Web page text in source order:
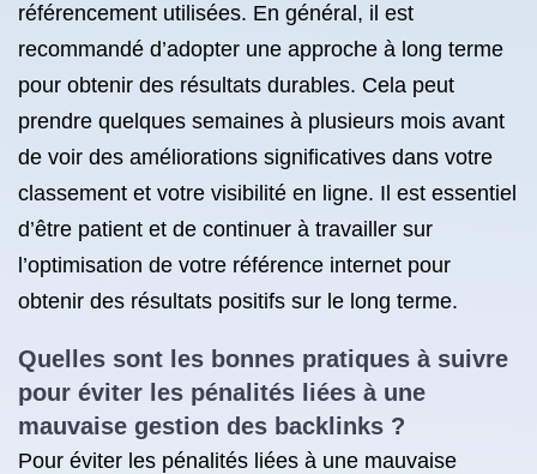
référencement utilisées. En général, il est
recommandé d’adopter une approche à long terme
pour obtenir des résultats durables. Cela peut
prendre quelques semaines à plusieurs mois avant
de voir des améliorations significatives dans votre
classement et votre visibilité en ligne. Il est essentiel
d’être patient et de continuer à travailler sur
l’optimisation de votre référence internet pour
obtenir des résultats positifs sur le long terme.
Quelles sont les bonnes pratiques à suivre
pour éviter les pénalités liées à une
mauvaise gestion des backlinks ?
Pour éviter les pénalités liées à une mauvaise